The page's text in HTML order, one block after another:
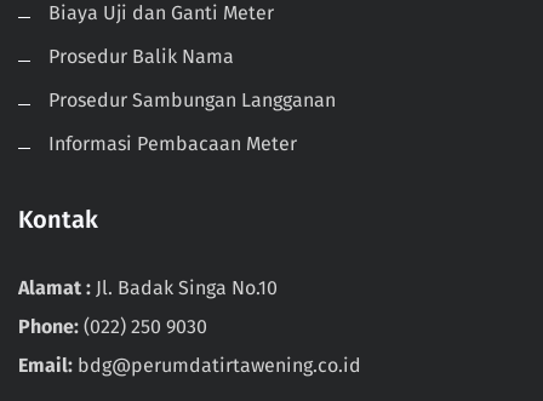
Biaya Uji dan Ganti Meter
Prosedur Balik Nama
Prosedur Sambungan Langganan
Informasi Pembacaan Meter
Kontak
Alamat : Jl. Badak Singa No.10
Phone: (022) 250 9030
Email: bdg@perumdatirtawening.co.id